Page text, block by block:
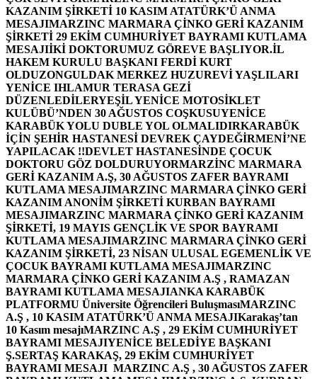
KAZANIM ŞİRKETİ 10 KASIM ATATÜRK’Ü ANMA
MESAJIMARZINC MARMARA ÇİNKO GERİ KAZANIM
ŞİRKETİ 29 EKİM CUMHURİYET BAYRAMI KUTLAMA
MESAJIİKİ DOKTORUMUZ GÖREVE BAŞLIYOR.İL
HAKEM KURULU BAŞKANI FERDİ KURT
OLDUZONGULDAK MERKEZ HUZUREVİ YAŞLILARI
YENİCE IHLAMUR TERASA GEZİ
DÜZENLEDİLERYEŞİL YENİCE MOTOSİKLET
KULÜBÜ’NDEN 30 AĞUSTOS COŞKUSUYENİCE
KARABÜK YOLU DUBLE YOL OLMALIDIRKARABÜK
İÇİN ŞEHİR HASTANESİ DEVREK ÇAYDEĞİRMENİ’NE
YAPILACAK !!DEVLET HASTANESİNDE ÇOCUK
DOKTORU GÖZ DOLDURUYORMARZİNC MARMARA
GERİ KAZANIM A.Ş, 30 AĞUSTOS ZAFER BAYRAMI
KUTLAMA MESAJIMARZINC MARMARA ÇİNKO GERİ
KAZANIM ANONİM ŞİRKETİ KURBAN BAYRAMI
MESAJIMARZINC MARMARA ÇİNKO GERİ KAZANIM
ŞİRKETİ, 19 MAYIS GENÇLİK VE SPOR BAYRAMI
KUTLAMA MESAJIMARZINC MARMARA ÇİNKO GERİ
KAZANIM ŞİRKETİ, 23 NİSAN ULUSAL EGEMENLİK VE
ÇOCUK BAYRAMI KUTLAMA MESAJIMARZINC
MARMARA ÇİNKO GERİ KAZANIM A.Ş , RAMAZAN
BAYRAMI KUTLAMA MESAJIANKA KARABÜK
PLATFORMU Üniversite Öğrencileri BuluşmasıMARZINC
A.Ş , 10 KASIM ATATÜRK’Ü ANMA MESAJIKarakaş’tan
10 Kasım mesajıMARZINC A.Ş , 29 EKİM CUMHURİYET
BAYRAMI MESAJIYENİCE BELEDİYE BAŞKANI
Ş.SERTAŞ KARAKAŞ, 29 EKİM CUMHURİYET
BAYRAMI MESAJI MARZINC A.Ş , 30 AĞUSTOS ZAFER